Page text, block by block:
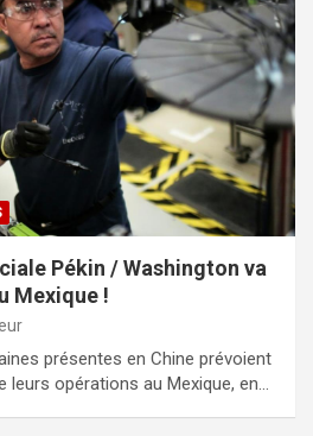
Pékin / Washington va
Mexique !
présentes en Chine prévoient
leurs opérations au Mexique, en…